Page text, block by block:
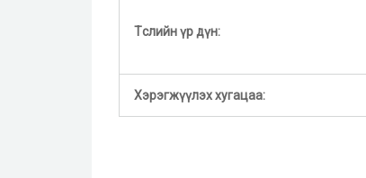
Төслийн үр дүн:
Хэрэгжүүлэх хугацаа: